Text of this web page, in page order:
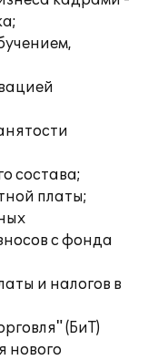
состава;
платы;
с фонда
и налогов в
(БиТ)
нового